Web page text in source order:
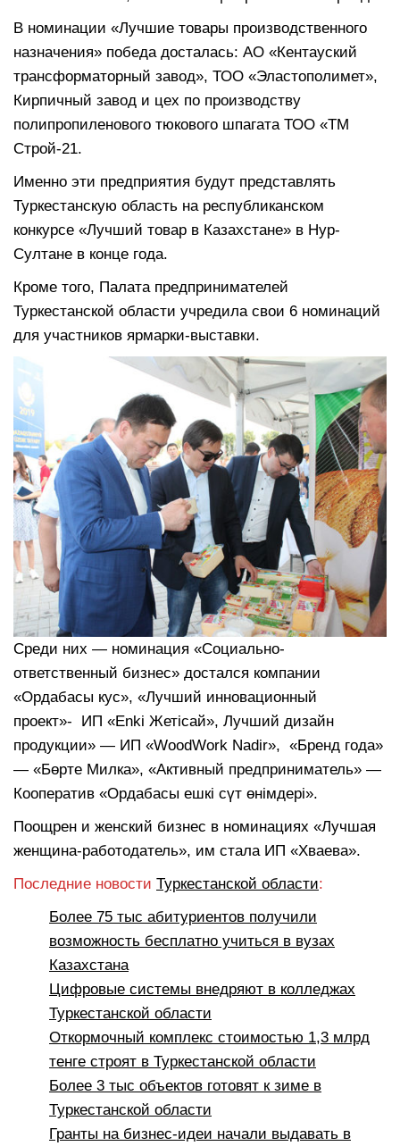
В номинации «Лучшие товары производственного
назначения» победа досталась: АО «Кентауский
трансформаторный завод», ТОО «Эластополимет»,
Кирпичный завод и цех по производству
полипропиленового тюкового шпагата ТОО «ТМ
Строй-21.
Именно эти предприятия будут представлять
Туркестанскую область на республиканском
конкурсе «Лучший товар в Казахстане» в Нур-
Султане в конце года.
Кроме того, Палата предпринимателей
Туркестанской области учредила свои 6 номинаций
для участников ярмарки-выставки.
Среди них — номинация «Социально-
ответственный бизнес» достался компании
«Ордабасы кус», «Лучший инновационный
проект»- ИП «Enki Жетісай», Лучший дизайн
продукции» — ИП «WoodWork Nadir», «Бренд года»
— «Бөрте Милка», «Активный предприниматель» —
Кооператив «Ордабасы ешкі сүт өнімдері».
Поощрен и женский бизнес в номинациях «Лучшая
женщина-работодатель», им стала ИП «Хваева».
Последние новости Туркестанской области:
Более 75 тыс абитуриентов получили
возможность бесплатно учиться в вузах
Казахстана
Цифровые системы внедряют в колледжах
Туркестанской области
Откормочный комплекс стоимостью 1,3 млрд
тенге строят в Туркестанской области
Более 3 тыс объектов готовят к зиме в
Туркестанской области
Гранты на бизнес-идеи начали выдавать в